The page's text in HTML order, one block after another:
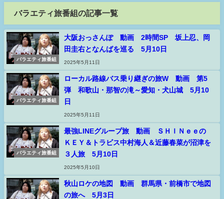
バラエティ旅番組の記事一覧
バラエティ旅番組
大阪おっさんぽ 動画 2時間SP 坂上忍、岡
田圭右となんばを巡る 5月10日
2025年5月11日
バラエティ旅番組
ローカル路線バス乗り継ぎの旅W 動画 第5
弾 和歌山・那智の滝～愛知・犬山城 5月10
日
2025年5月11日
バラエティ旅番組
最強LINEグループ旅 動画 ＳＨＩＮｅｅの
ＫＥＹ＆トラビス中村海人＆近藤春菜が沼津を
３人旅 5月10日
2025年5月10日
秋山ロケの地図 動画 群馬県・前橋市で地図
の旅へ 5月3日